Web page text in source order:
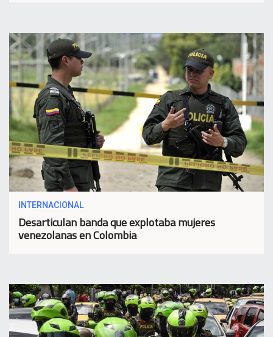
INTERNACIONAL
Desarticulan banda que explotaba mujeres
venezolanas en Colombia